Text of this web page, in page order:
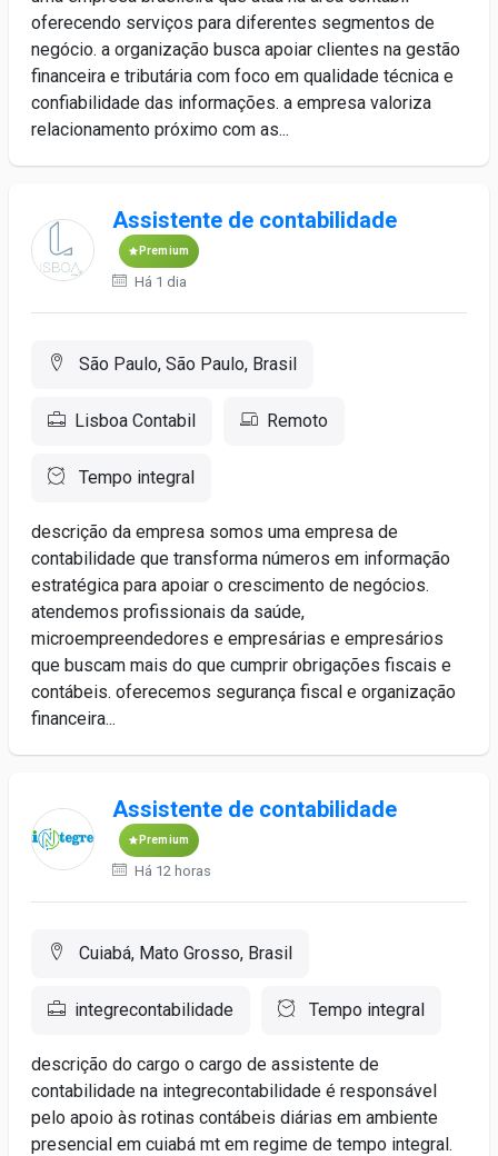
oferecendo serviços para diferentes segmentos de
negócio. a organização busca apoiar clientes na gestão
financeira e tributária com foco em qualidade técnica e
confiabilidade das informações. a empresa valoriza
relacionamento próximo com as...
Assistente de contabilidade
Premium
Há 1 dia
São Paulo, São Paulo, Brasil
Lisboa Contabil Remoto
Tempo integral
descrição da empresa somos uma empresa de
contabilidade que transforma números em informação
estratégica para apoiar o crescimento de negócios.
atendemos profissionais da saúde,
microempreendedores e empresárias e empresários
que buscam mais do que cumprir obrigações fiscais e
contábeis. oferecemos segurança fiscal e organização
financeira...
Assistente de contabilidade
Premium
Há 12 horas
Cuiabá, Mato Grosso, Brasil
integrecontabilidade Tempo integral
descrição do cargo o cargo de assistente de
contabilidade na integrecontabilidade é responsável
pelo apoio às rotinas contábeis diárias em ambiente
presencial em cuiabá mt em regime de tempo integral.